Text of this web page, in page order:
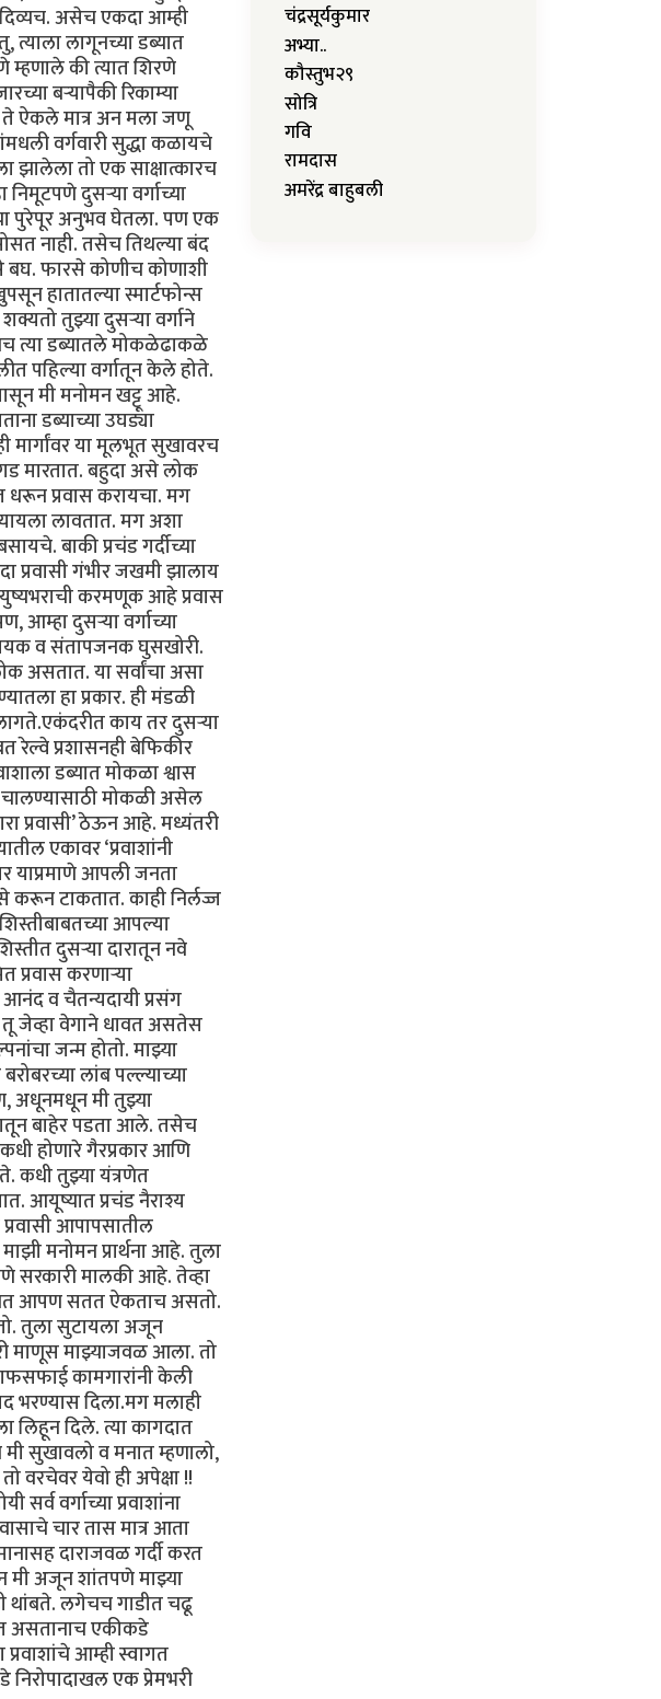
असेच एकदा आम्ही
त्याला लागूनच्या डब्यात
म्हणाले की त्यात शिरणे
बऱ्यापैकी रिकाम्या
ते ऐकले मात्र अन मला जणू
वर्गवारी सुद्धा कळायचे
झालेला तो एक साक्षात्कारच
निमूटपणे दुसऱ्या वर्गाच्या
पुरेपूर अनुभव घेतला. पण एक
नाही. तसेच तिथल्या बंद
फारसे कोणीच कोणाशी
हातातल्या स्मार्टफोन्स
तुझ्या दुसऱ्या वर्गाने
त्या डब्यातले मोकळेढाकळे
पहिल्या वर्गातून केले होते.
मी मनोमन खट्टू आहे.
डब्याच्या उघड्या
मार्गांवर या मूलभूत सुखावरच
मारतात. बहुदा असे लोक
धरून प्रवास करायचा. मग
लावतात. मग अशा
बाकी प्रचंड गर्दीच्या
प्रवासी गंभीर जखमी झालाय
करमणूक आहे प्रवास
दुसऱ्या वर्गाच्या
व संतापजनक घुसखोरी.
असतात. या सर्वांचा असा
हा प्रकार. ही मंडळी
काय तर दुसऱ्या
रेल्वे प्रशासनही बेफिकीर
डब्यात मोकळा श्वास
चालण्यासाठी मोकळी असेल
प्रवासी’ ठेऊन आहे. मध्यंतरी
एकावर ‘प्रवाशांनी
याप्रमाणे आपली जनता
करून टाकतात. काही निर्लज्ज
आपल्या
दुसऱ्या दारातून नवे
प्रवास करणाऱ्या
व चैतन्यदायी प्रसंग
जेव्हा वेगाने धावत असतेस
जन्म होतो. माझ्या
लांब पल्ल्याच्या
अधूनमधून मी तुझ्या
बाहेर पडता आले. तसेच
होणारे गैरप्रकार आणि
कधी तुझ्या यंत्रणेत
आयूष्यात प्रचंड नैराश्य
आपापसातील
मनोमन प्रार्थना आहे. तुला
सरकारी मालकी आहे. तेव्हा
आपण सतत ऐकताच असतो.
तुला सुटायला अजून
माणूस माझ्याजवळ आला. तो
कामगारांनी केली
भरण्यास दिला.मग मलाही
लिहून दिले. त्या कागदात
सुखावलो व मनात म्हणालो,
वरचेवर येवो ही अपेक्षा !!
वर्गाच्या प्रवाशांना
चार तास मात्र आता
दाराजवळ गर्दी करत
मी अजून शांतपणे माझ्या
थांबते. लगेचच गाडीत चढू
असतानाच एकीकडे
आम्ही स्वागत
निरोपादाखल एक प्रेमभरी
चंद्रसूर्यकुमार
अभ्या..
कौस्तुभ२९
सोत्रि
गवि
रामदास
अमरेंद्र बाहुबली